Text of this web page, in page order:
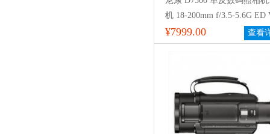
机 18-200mm f/3.5-5.6G ED
防抖镜头
¥7999.00 查看